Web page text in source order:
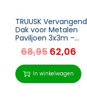
TRUUSK Vervangend
Dak voor Metalen
Paviljoen 3x3m –
Polyester –
Donkergroen –
Geschikt voor
Tuinpaviljoen en
Partytent
68,95 62,06
In winkelwagen